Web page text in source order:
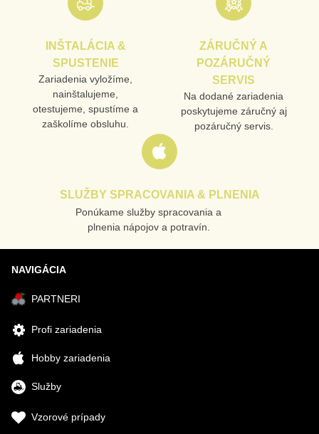
INŠTALÁCIA &
SPUSTENIE
Zariadenia vyložíme,
nainštalujeme,
otestujeme, spustíme a
zaškolíme obsluhu.
ZÁRUČNÝ A
POZÁRUČNÝ
SERVIS
Na dodané zariadenia
poskytujeme záručný aj
pozáručný servis.
SLUŽBY SPRACOVANIA & PLNENIA
Ponúkame služby spracovania a
plnenia nápojov a potravín.
NAVIGÁCIA
PARTNERI
Profi zariadenia
Hobby zariadenia
Služby
Vzorové prípady